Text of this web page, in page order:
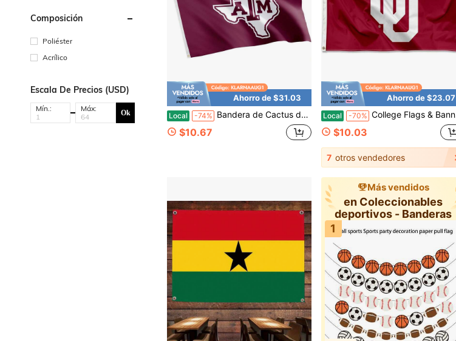
Composición
Poliéster
Acrílico
Escala De Precios (USD)
Mín.: Máx: Ok
Ahorro de $31.03
Local -74% Bandera de Cactus del Desierto de la Universidad Texas A&M TAMU - 3 X 5 Pies Bandera de los Aggies, Tela Duradera para Interiores y Exteriores, Diseño 100% Poliéster (Estilo 2).
$10.67
Ahorro de $23.07
Local -70% College Flags & Banners Co. Bandera Grande de la Universidad de Oklahoma Sooners.
$10.03
7 otros vendedores
Más vendidos
en Coleccionables
deportivos - Banderas
1